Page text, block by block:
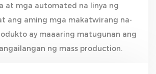
at mga automated na linya ng
ang aming mga makatwirang na-
ay maaaring matugunan ang
ng mass production.